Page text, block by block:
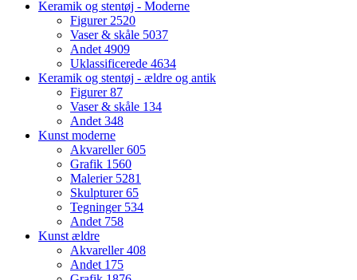
Keramik og stentøj - Moderne
Figurer2520
Vaser & skåle 5037
Andet4909
Uklassificerede 4634
Keramik og stentøj - ældre og antik
Figurer87
Vaser & skåle 134
Andet348
Kunst moderne
Akvareller605
Grafik 1560
Malerier 5281
Skulpturer65
Tegninger 534
Andet 758
Kunst ældre
Akvareller408
Andet 175